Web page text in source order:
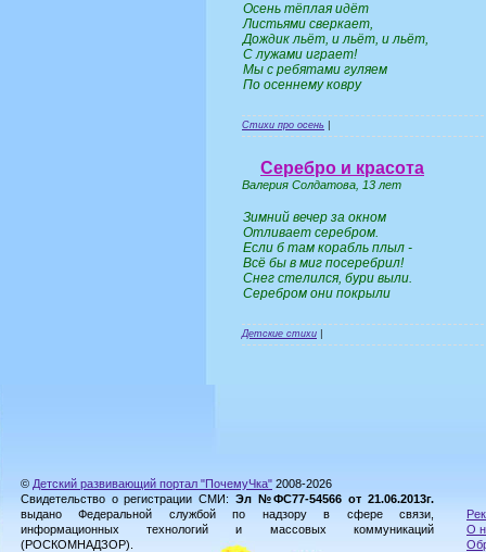
Осень тёплая идёт
Листьями сверкает,
Дождик льёт, и льёт, и льёт,
С лужами играет!
Мы с ребятами гуляем
По осеннему ковру
Стихи про осень
Серебро и красота
Валерия Солдатова, 13 лет
Зимний вечер за окном
Отливает серебром.
Если б там корабль плыл -
Всё бы в миг посеребрил!
Снег стелился, бури выли.
Серебром они покрыли
Детские стихи
© Детский развивающий портал "ПочемуЧка" 2008-2026
Свидетельство о регистрации СМИ: Эл №ФС77-54566 от 21.06.2013г.
выдано Федеральной службой по надзору в сфере связи,
информационных технологий и массовых коммуникаций
(РОСКОМНАДЗОР).
О